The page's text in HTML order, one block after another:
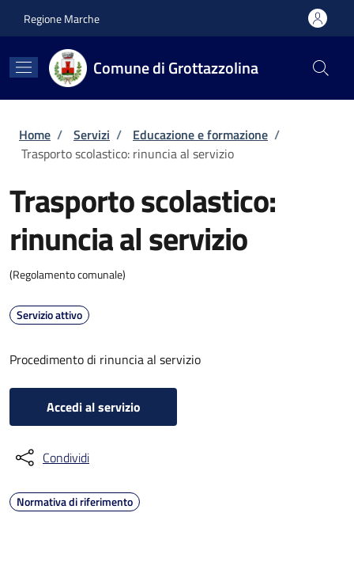
Regione Marche
Comune di Grottazzolina
Briciole di pane
Home / Servizi / Educazione e formazione /
Trasporto scolastico: rinuncia al servizio
Trasporto scolastico:
rinuncia al servizio
(Regolamento comunale)
Servizio attivo
Procedimento di rinuncia al servizio
Accedi al servizio
Condividi
Normativa di riferimento